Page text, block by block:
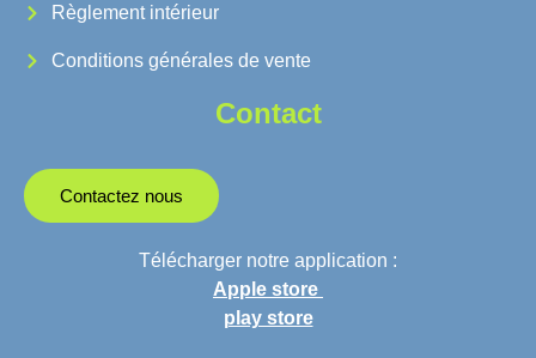
Règlement intérieur
Conditions générales de vente
Contact
Contactez nous
Télécharger notre application :
Apple store
play store